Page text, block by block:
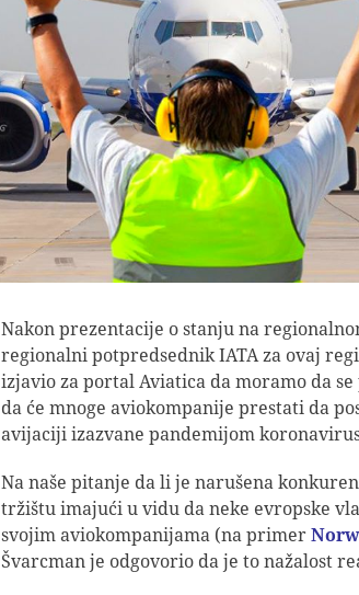
Nakon prezentacije o stanju na
regionalni potpredsednik IATA za ovaj
izjavio za portal Aviatica da moramo da
da će mnoge aviokompanije prestati da
avijaciji izazvane pandemijom
Na naše pitanje da li je narušena
tržištu imajući u vidu da neke evropske
svojim aviokompanijama (na primer
Švarcman je odgovorio da je to nažalost